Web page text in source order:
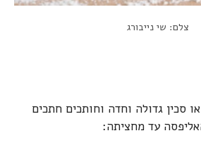
צלם: שי נייבורג
סכין גדולה וחדה וחותכים חתכים
עד מחציתה: